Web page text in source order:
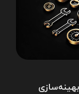
بهینه‌سازی